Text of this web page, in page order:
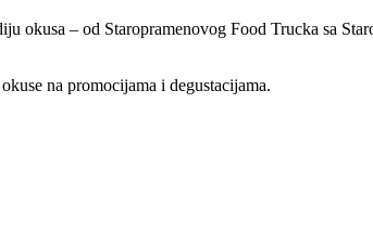
okusa – od Staropramenovog Food Trucka sa
na promocijama i degustacijama.